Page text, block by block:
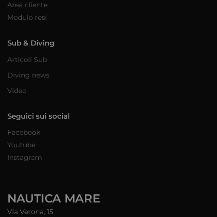
Area cliente
Modulo resi
Sub & Diving
Articoli Sub
Diving news
Video
Seguici sui social
Facebook
Youtube
Instagram
NAUTICA MARE
Via Verona, 15